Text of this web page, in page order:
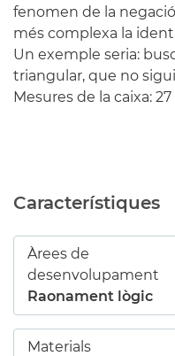
fenomen de la
més complexa la
Un exemple seria:
triangular, que no
Mesures de la caixa: 27
Característiques
Àrees de
desenvolupament
Raonament lògic
Materials